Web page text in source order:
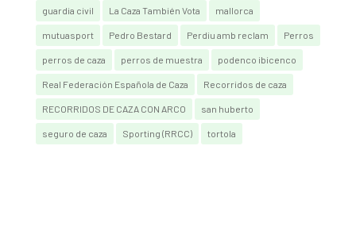
guardia civil La Caza También Vota mallorca
mutuasport Pedro Bestard Perdiu amb reclam Perros
perros de caza perros de muestra podenco ibicenco
Real Federación Española de Caza Recorridos de caza
RECORRIDOS DE CAZA CON ARCO san huberto
seguro de caza Sporting (RRCC) tortola